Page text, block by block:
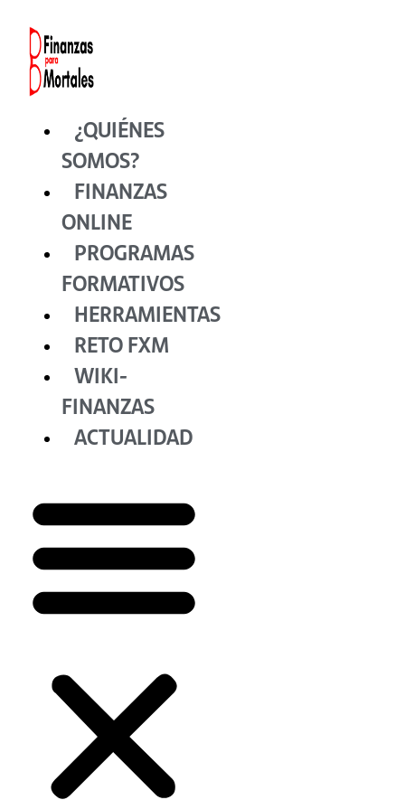
contenido
¿QUIÉNES
SOMOS?
FINANZAS
ONLINE
PROGRAMAS
FORMATIVOS
HERRAMIENTAS
RETO FXM
WIKI-
FINANZAS
ACTUALIDAD